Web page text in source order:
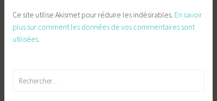
Ce site utilise Akismet pour réduire les indésirables. En savoir
plus sur comment les données de vos commentaires sont
utilisées